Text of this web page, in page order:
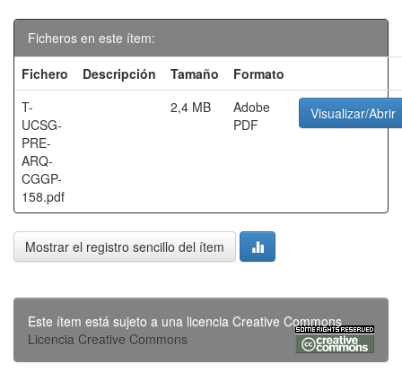
Ficheros en este ítem:
Fichero
Descripción Tamaño
Formato
T-
UCSG-
PRE-
ARQ-
CGGP-
158.pdf
2,4 MB
Adobe
PDF
Visualizar/Abrir
Mostrar el registro sencillo del ítem
Este ítem está sujeto a una licencia Creative Commons
Licencia Creative Commons